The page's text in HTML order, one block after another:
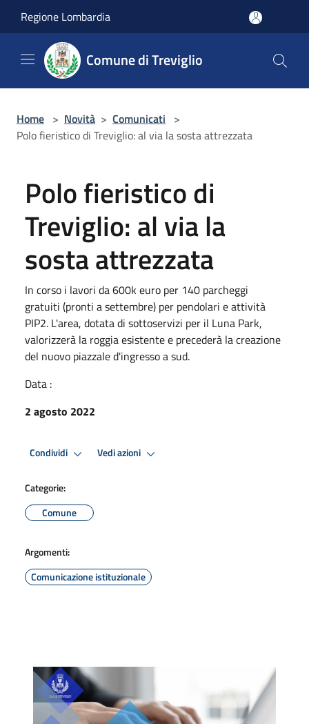
Regione Lombardia
Comune di Treviglio
Home > Novità > Comunicati >
Polo fieristico di Treviglio: al via la sosta attrezzata
Polo fieristico di
Treviglio: al via la
sosta attrezzata
In corso i lavori da 600k euro per 140 parcheggi
gratuiti (pronti a settembre) per pendolari e attività
PIP2. L'area, dotata di sottoservizi per il Luna Park,
valorizzerà la roggia esistente e precederà la creazione
del nuovo piazzale d'ingresso a sud.
Data :
2 agosto 2022
Condividi Vedi azioni
Categorie:
Comune
Argomenti:
Comunicazione istituzionale